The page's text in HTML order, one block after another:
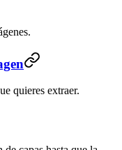
quieres extraer.